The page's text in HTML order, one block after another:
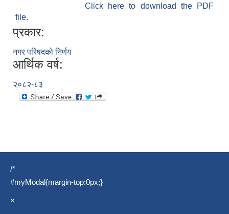
Click here to download the PDF
file.
प्रकार:
नगर परिषदको निर्णय
आर्थिक वर्ष:
२०८२-८३
/*
#myModal{margin-top:0px;}
×